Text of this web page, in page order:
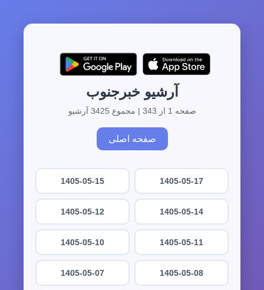
آرشیو خبرجنوب
صفحه 1 از 343 | مجموع 3425 آرشیو
صفحه اصلی
1405-05-17
1405-05-15
1405-05-14
1405-05-12
1405-05-11
1405-05-10
1405-05-08
1405-05-07